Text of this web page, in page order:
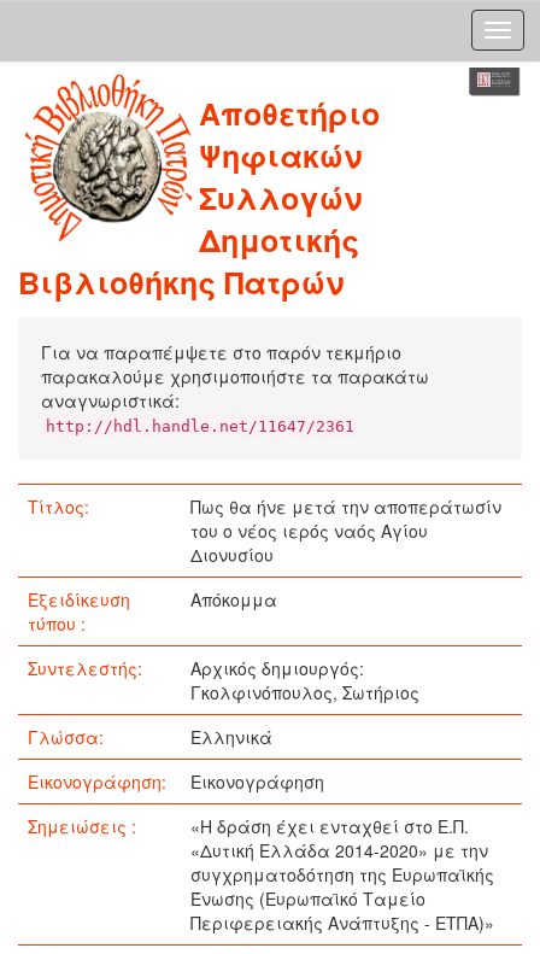
navigation
Αποθετήριο
Ψηφιακών
Συλλογών
Δημοτικής
Βιβλιοθήκης Πατρών
Για να παραπέμψετε στο παρόν τεκμήριο
παρακαλούμε χρησιμοποιήστε τα παρακάτω
αναγνωριστικά:
http://hdl.handle.net/11647/2361
Τίτλος:
Πως θα ήνε μετά την αποπεράτωσίν
του ο νέος ιερός ναός Αγίου
Διονυσίου
Εξειδίκευση
τύπου :
Απόκομμα
Συντελεστής:
Αρχικός δημιουργός:
Γκολφινόπουλος, Σωτήριος
Γλώσσα:
Ελληνικά
Εικονογράφηση:
Εικονογράφηση
Σημειώσεις :
«Η δράση έχει ενταχθεί στο Ε.Π.
«Δυτική Ελλάδα 2014-2020» με την
συγχρηματοδότηση της Ευρωπαϊκής
Ένωσης (Ευρωπαϊκό Ταμείο
Περιφερειακής Ανάπτυξης - ΕΤΠΑ)»